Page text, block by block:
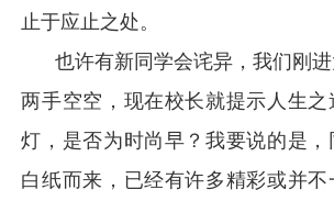
止于应止之处。
也许有新同学会诧异，我们刚进
两手空空，现在校长就提示人生
灯，是否为时尚早？我要说的是
白纸而来，已经有许多精彩或并